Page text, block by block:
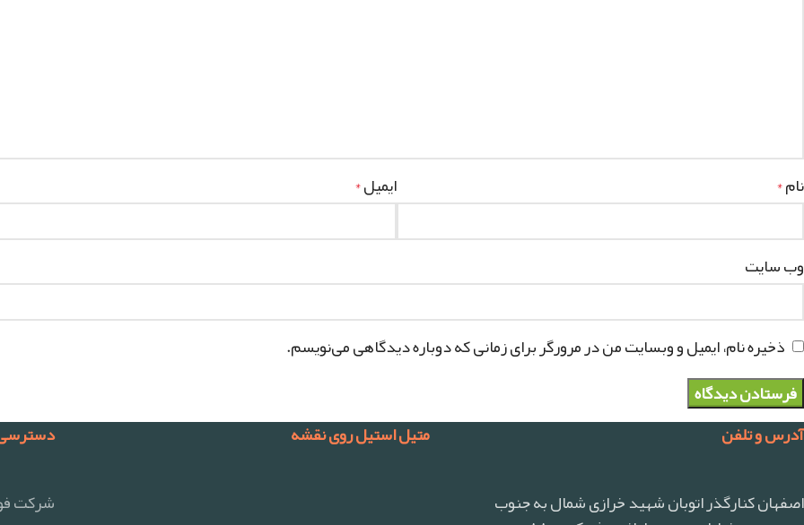
نام* ایمیل*
وب‌ سایت
ذخیره نام، ایمیل و وبسایت من در مرورگر برای زمانی که دوباره دیدگاهی می‌نویسم.
آدرس و تلفن
اصفهان کنارگذر اتوبان شهید خرازی شمال به جنوب
متیل استیل روی نقشه
شرکت